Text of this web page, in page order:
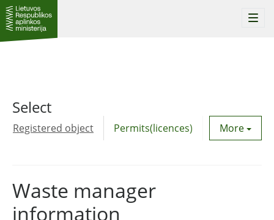
Select
Registered object Permits(licences) Utility
More
Waste manager
information